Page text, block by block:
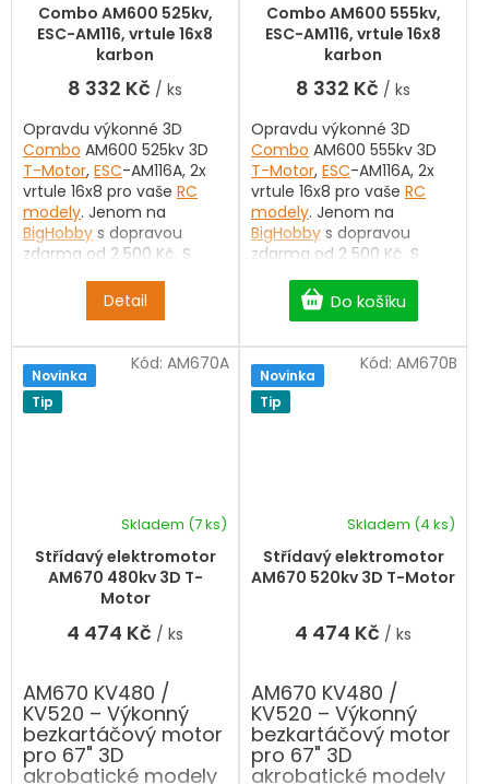
rychlou odezvu na
plyn.AM600 je skvělou
volbou pro piloty, kteří
požadují vysoký výkon,
nízkou hmotnost a
maximální spolehlivost
při 3D létání.
rychlou odezvu na
plyn.AM600 je skvělou
volbou pro piloty, kteří
požadují vysoký výkon,
nízkou hmotnost a
maximální spolehlivost
při 3D létání.
Combo AM600 525kv,
ESC-AM116, vrtule 16x8
karbon
8 332 Kč / ks
Detail
Opravdu výkonné 3D
Combo AM600 525kv 3D
T-Motor, ESC-AM116A, 2x
vrtule 16x8 pro vaše RC
modely. Jenom na
BigHobby s dopravou
zdarma od 2 500 Kč. S
pomůžeme.
Combo AM600 555kv,
ESC-AM116, vrtule 16x8
karbon
8 332 Kč / ks
Do košíku
Opravdu výkonné 3D
Combo AM600 555kv 3D
T-Motor, ESC-AM116A, 2x
vrtule 16x8 pro vaše RC
modely. Jenom na
BigHobby s dopravou
zdarma od 2 500 Kč. S
pomůžeme.
Novinka
Tip
Střídavý elektromotor
AM670 480kv 3D T-
Motor
Skladem (7 ks)
4 474 Kč / ks
AM670 KV480 /
KV520 – Výkonný
bezkartáčový motor
pro 67" 3D
akrobatické modely
Kód: AM670A
Novinka
Tip
Střídavý elektromotor
AM670 520kv 3D T-Motor
Skladem (4 ks)
4 474 Kč / ks
AM670 KV480 /
KV520 – Výkonný
bezkartáčový motor
pro 67" 3D
akrobatické modely
Kód: AM670B